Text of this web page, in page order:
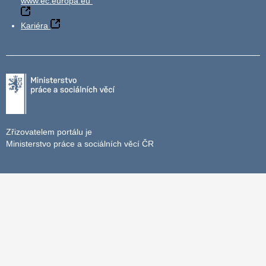
Kariéra
Zřizovatelem portálu je
Ministerstvo práce a sociálních věcí ČR